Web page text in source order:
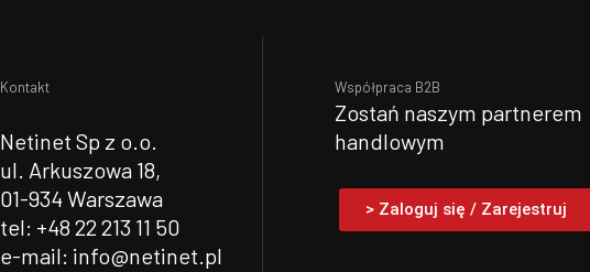
Kontakt
Netinet Sp z o.o.
ul. Arkuszowa 18,
01-934 Warszawa
tel: +48 22 213 11 50
e-mail: info@netinet.pl
Współpraca B2B
Zostań naszym partnerem
handlowym
> Zaloguj się / Zarejestruj